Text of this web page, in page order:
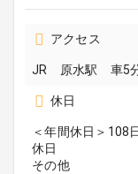
アクセス
JR 原水駅 車5
休日
＜年間休日＞108
休日
その他